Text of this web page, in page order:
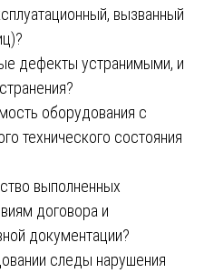
вызванный
дефекты устранимыми, и
оборудования с
технического состояния
выполненных
договора и
документации?
следы нарушения